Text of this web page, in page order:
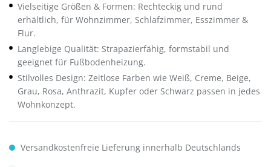
Vielseitige Größen & Formen: Rechteckig und rund
erhältlich, für Wohnzimmer, Schlafzimmer, Esszimmer &
Flur.
Langlebige Qualität: Strapazierfähig, formstabil und
geeignet für Fußbodenheizung.
Stilvolles Design: Zeitlose Farben wie Weiß, Creme, Beige,
Grau, Rosa, Anthrazit, Kupfer oder Schwarz passen in jedes
Wohnkonzept.
Versandkostenfreie Lieferung innerhalb Deutschlands